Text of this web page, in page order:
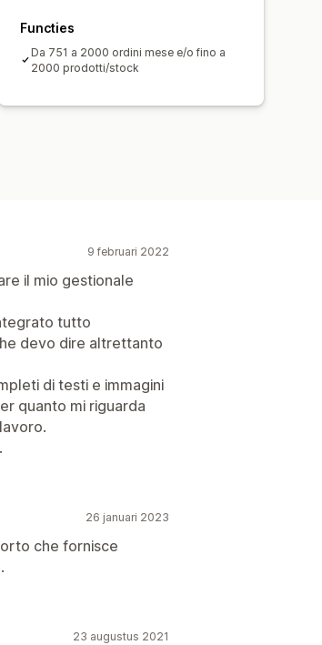
Functies
Da 751 a 2000 ordini mese e/o fino a
2000 prodotti/stock
9 februari 2022
il mio gestionale
tutto
devo dire altrettanto
di testi e immagini
quanto mi riguarda
26 januari 2023
che fornisce
23 augustus 2021